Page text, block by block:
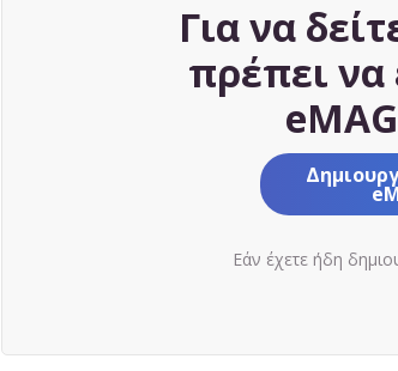
Για να
πρέπει να
Εάν έχετε ήδη